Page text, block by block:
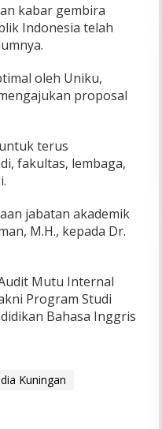
kabar gembira
Indonesia telah
oleh Uniku,
proposal
terus
fakultas, lembaga,
jabatan akademik
M.H., kepada Dr.
Mutu Internal
Program Studi
Bahasa Inggris
Kuningan